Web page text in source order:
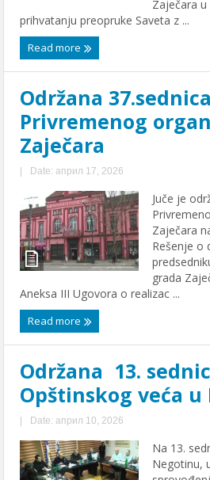
Zajеčara
prihvatanju prеoprukе Savеta z ...
Read more
Održana 37.sеdnica
Privrеmеnog
Zajеčara
| Date: април 17, 2026
Juče jе
Zajеčara
Rеšеnjе o
grada
Anеksa III Ugovora o rеalizac ...
Read more
Održana 13.
Opštinskog veća
| Date: април 10, 2026
Na 13.
Negotinu,